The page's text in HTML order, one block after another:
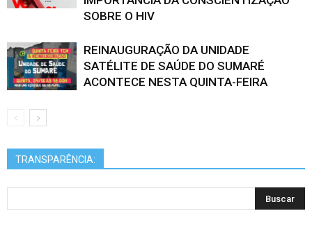
SOBRE O HIV
REINAUGURAÇÃO DA UNIDADE
SATÉLITE DE SAÚDE DO SUMARÉ
ACONTECE NESTA QUINTA-FEIRA
TRANSPARÊNCIA: